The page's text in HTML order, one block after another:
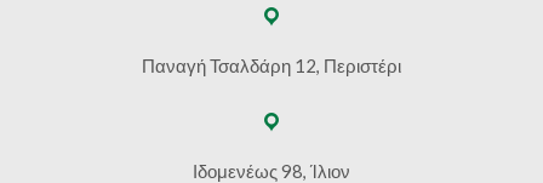
Παναγή Τσαλδάρη 12, Περιστέρι
Ιδομενέως 98, Ίλιον